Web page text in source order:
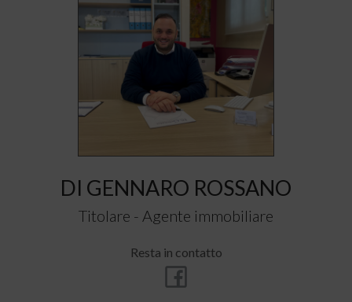
DI GENNARO ROSSANO
Titolare - Agente immobiliare
Resta in contatto